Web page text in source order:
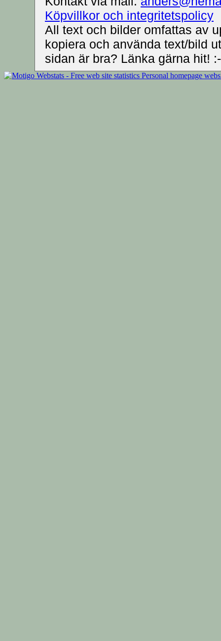
Köpvillkor och integritetspolicy
All text och bilder omfattas av
kopiera och använda text/bild
sidan är bra? Länka gärna hit!